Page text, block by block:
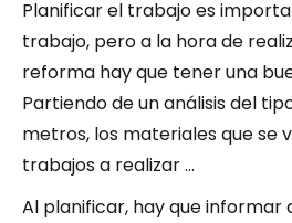
Planificar el trabajo es
trabajo, pero a la hora de
reforma hay que tener una
Partiendo de un análisis del
metros, los materiales que se
trabajos a realizar …
Al planificar, hay que informar